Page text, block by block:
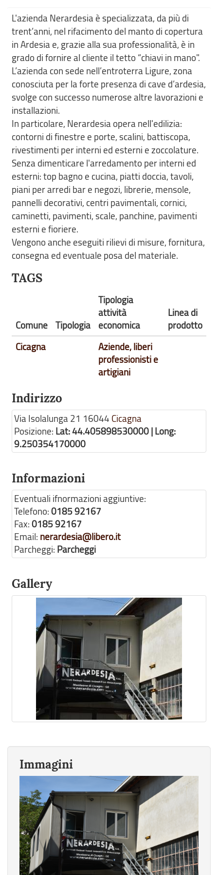
L'azienda Nerardesia è specializzata, da più di
trent’anni, nel rifacimento del manto di copertura
in Ardesia e, grazie alla sua professionalità, è in
grado di fornire al cliente il tetto “chiavi in mano".
L’azienda con sede nell’entroterra Ligure, zona
conosciuta per la forte presenza di cave d’ardesia,
svolge con successo numerose altre lavorazioni e
installazioni.
In particolare, Nerardesia opera nell'edilizia:
contorni di finestre e porte, scalini, battiscopa,
rivestimenti per interni ed esterni e zoccolature.
Senza dimenticare l'arredamento per interni ed
esterni: top bagno e cucina, piatti doccia, tavoli,
piani per arredi bar e negozi, librerie, mensole,
pannelli decorativi, centri pavimentali, cornici,
caminetti, pavimenti, scale, panchine, pavimenti
esterni e fioriere.
Vengono anche eseguiti rilievi di misure, fornitura,
consegna ed eventuale posa del materiale.
TAGS
Comune Tipologia
Tipologia
attività
economica
Linea di
prodotto
Cicagna
Aziende, liberi
professionisti e
artigiani
Indirizzo
Via Isolalunga 21 16044 Cicagna
Posizione: Lat: 44.405898530000 | Long:
9.250354170000
Informazioni
Eventuali ifnormazioni aggiuntive:
Telefono:0185 92167
Fax:0185 92167
Email: nerardesia@libero.it
Parcheggi: Parcheggi
Gallery
Immagini